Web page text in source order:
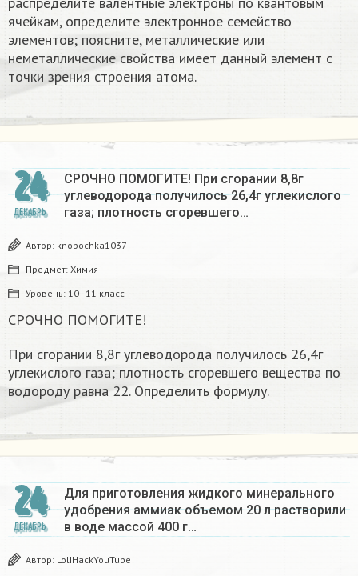
ячейкам, определите электронное семейство
элементов; поясните, металлические или
неметаллические свойства имеет данный элемент с
точки зрения строения атома.
24
ДЕКАБРЬ
СРОЧНО ПОМОГИТЕ! При сгорании 8,8г
углеводорода получилось 26,4г углекислого
газа; плотность сгоревшего…
Автор: knopochka1037
Предмет: Химия
Уровень: 10 - 11 класс
СРОЧНО ПОМОГИТЕ!
При сгорании 8,8г углеводорода получилось 26,4г
углекислого газа; плотность сгоревшего вещества по
водороду равна 22. Определить формулу.
24
ДЕКАБРЬ
Для приготовления жидкого минерального
удобрения аммиак объемом 20 л растворили
в воде массой 400 г…
Автор: LolIHackYouTube